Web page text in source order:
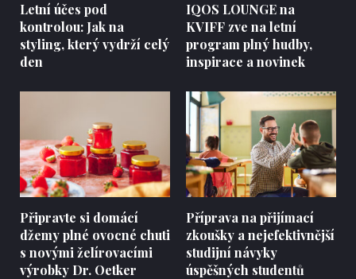
Letní účes pod
kontrolou: Jak na
styling, který vydrží celý
den
IQOS LOUNGE na
KVIFF zve na letní
program plný hudby,
inspirace a novinek
Připravte si domácí
džemy plné ovocné chuti
s novými želírovacími
výrobky Dr. Oetker
Příprava na přijímací
zkoušky a nejefektivnější
studijní návyky
úspěšných studentů